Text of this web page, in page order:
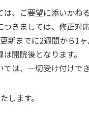
、ご要望に添いかね
きましては、修正対
までに2週間から1ヶ
開院後となります。
は、一切受け付けでき
します。